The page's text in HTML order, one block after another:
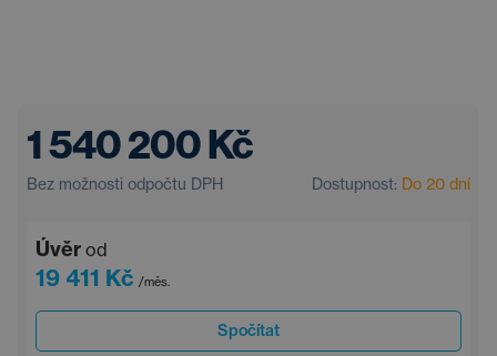
1 540 200 Kč
Bez možnosti odpočtu DPH Dostupnost: Do 20 dní
Úvěr od
19 411 Kč /měs.
Spočítat